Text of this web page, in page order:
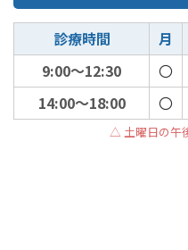
診療時間 月
9:00～12:30
〇
14:00～18:00
〇
△ 土曜日の午